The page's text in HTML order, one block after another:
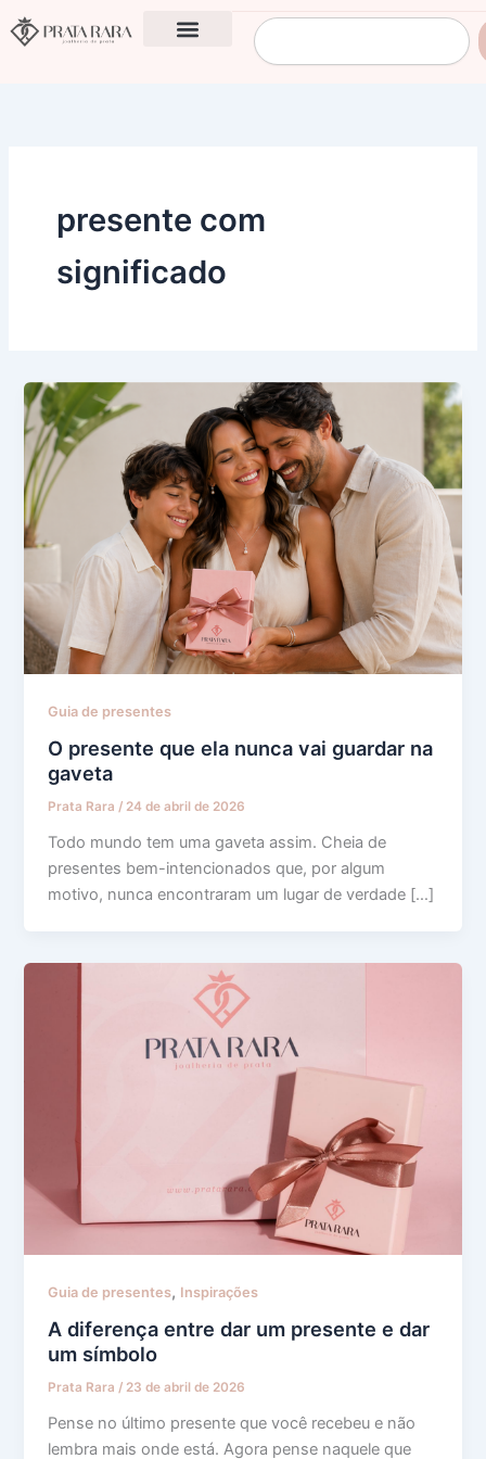
para
Pesquisar
presente com
significado
Guia de presentes
O presente que ela nunca vai guardar na
gaveta
Prata Rara/ 24 de abril de 2026
Todo mundo tem uma gaveta assim. Cheia de
presentes bem-intencionados que, por algum
motivo, nunca encontraram um lugar de verdade […]
Guia de presentes, Inspirações
A diferença entre dar um presente e dar
um símbolo
Prata Rara/ 23 de abril de 2026
Pense no último presente que você recebeu e não
lembra mais onde está. Agora pense naquele que